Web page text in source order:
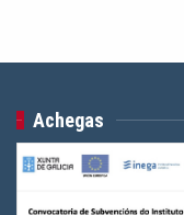
Achegas